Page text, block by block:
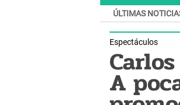
ÚLTIMAS
Espectáculos
A